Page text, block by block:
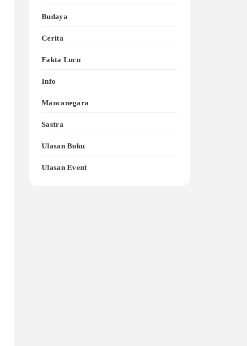
Budaya
Cerita
Fakta Lucu
Info
Mancanegara
Sastra
Ulasan Buku
Ulasan Event